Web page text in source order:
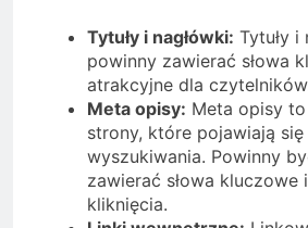
Tytuły i nagłówki: Tytuły i
powinny zawierać słowa
atrakcyjne dla
Meta opisy: Meta opisy
strony, które pojawiają
wyszukiwania. Powinny
zawierać słowa kluczowe
kliknięcia.